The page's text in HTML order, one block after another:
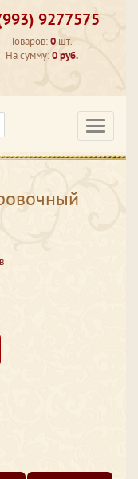
9277575
Товаров:0 шт.
На сумму:0 руб.